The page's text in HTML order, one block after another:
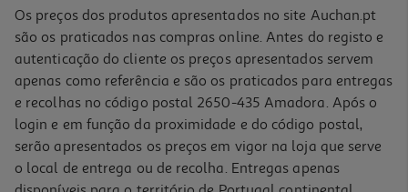
-10%
Os preços dos produtos apresentados no site Auchan.pt
são os praticados nas compras online. Antes do registo e
autenticação do cliente os preços apresentados servem
apenas como referência e são os praticados para entregas
e recolhas no código postal 2650-435 Amadora. Após o
login e em função da proximidade e do código postal,
serão apresentados os preços em vigor na loja que serve
o local de entrega ou de recolha. Entregas apenas